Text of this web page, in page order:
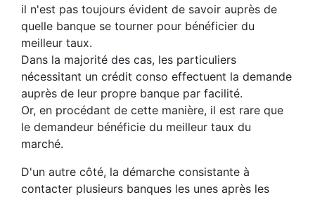
il n'est pas toujours évident de savoir auprès de
quelle banque se tourner pour bénéficier du
meilleur taux.
Dans la majorité des cas, les particuliers
nécessitant un crédit conso effectuent la demande
auprès de leur propre banque par facilité.
Or, en procédant de cette manière, il est rare que
le demandeur bénéficie du meilleur taux du
marché.
D'un autre côté, la démarche consistante à
contacter plusieurs banques les unes après les